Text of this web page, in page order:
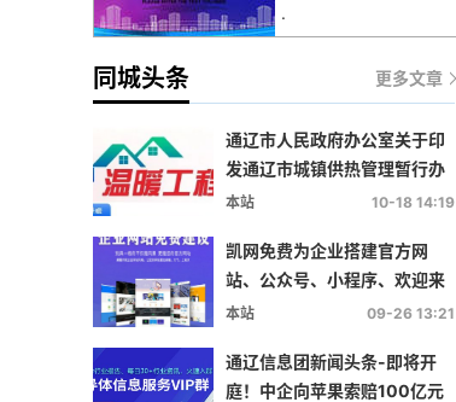
.
同城头条 更多文章
通辽市人民政府办公室关于印
发通辽市城镇供热管理暂行办
法的通知
本站 10-18 14:19
凯网免费为企业搭建官方网
站、公众号、小程序、欢迎来
电洽谈！
本站 09-26 13:21
通辽信息团新闻头条-即将开
庭！中企向苹果索赔100亿元